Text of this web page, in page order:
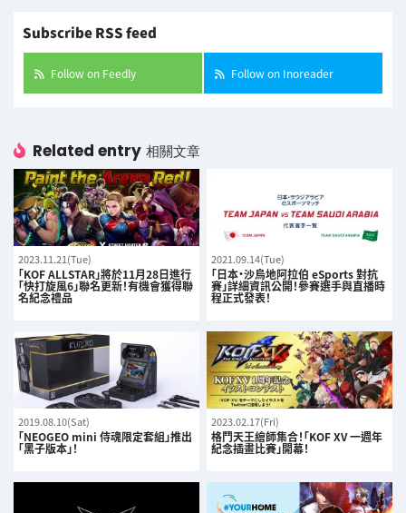
Subscribe RSS feed
Follow on Feedly Follow on Inoreader
Related entry 相關文章
2023.11.21(Tue)
「KOF ALLSTAR」將於11月28日進行
「快打旋風6」聯名更新！有機會獲得聯
名紀念禮品
2021.09.14(Tue)
「日本・沙烏地阿拉伯 eSports 對抗
賽」詳細資訊公開！參賽選手與直播時
程正式發表！
2019.08.10(Sat)
「NEOGEO mini 侍魂限定套組」推出
「黑子版本」！
2023.02.17(Fri)
格鬥天王繪師集合！「KOF XV 一週年
紀念插畫比賽」開幕！